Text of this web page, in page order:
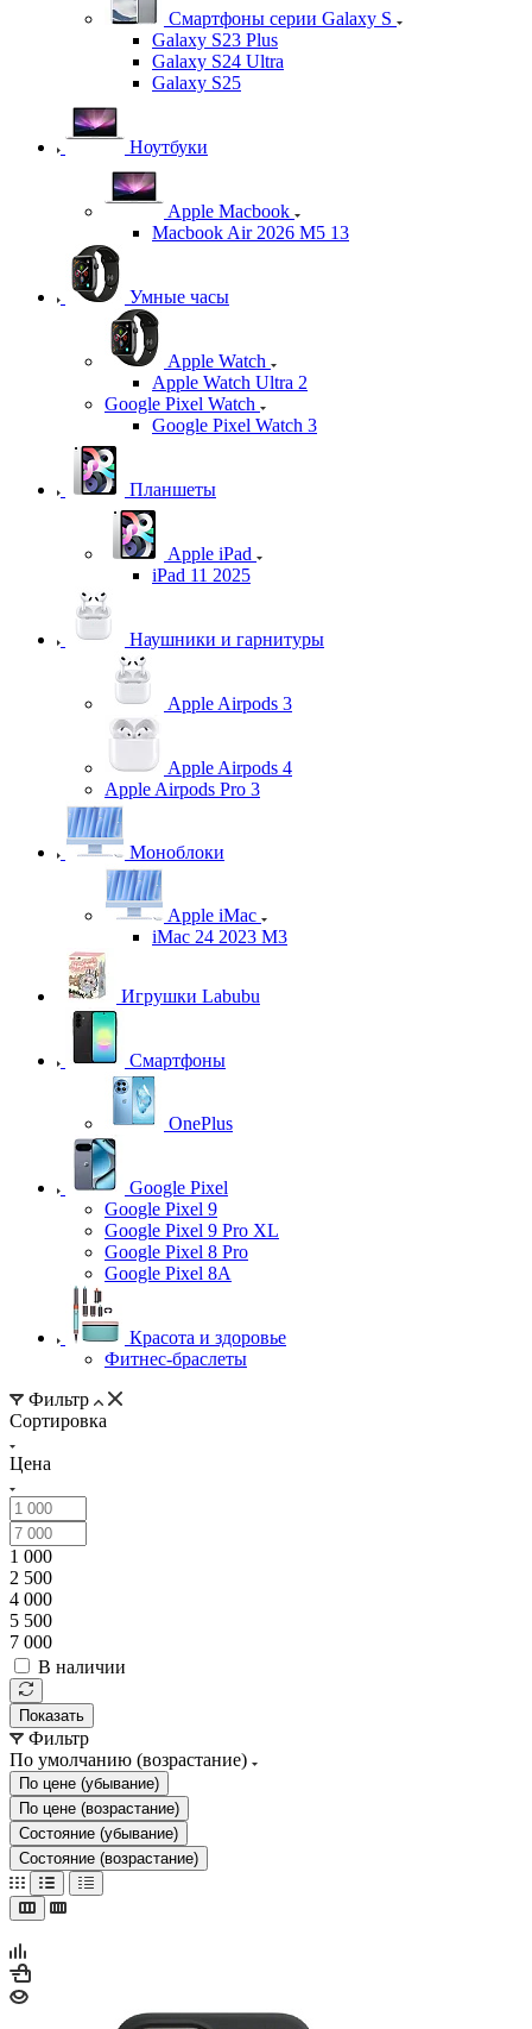
Смартфоны серии Galaxy S
Galaxy S23 Plus
Galaxy S24 Ultra
Galaxy S25
Ноутбуки
Apple Macbook
Macbook Air 2026 M5 13
Умные часы
Apple Watch
Apple Watch Ultra 2
Google Pixel Watch
Google Pixel Watch 3
Планшеты
Apple iPad
iPad 11 2025
Наушники и гарнитуры
Apple Airpods 3
Apple Airpods 4
Apple Airpods Pro 3
Моноблоки
Apple iMac
iMac 24 2023 M3
Игрушки Labubu
Смартфоны
OnePlus
Google Pixel
Google Pixel 9
Google Pixel 9 Pro XL
Google Pixel 8 Pro
Google Pixel 8A
Красота и здоровье
Фитнес-браслеты
Фильтр
Сортировка
Цена
1 000
2 500
4 000
5 500
7 000
В наличии
Показать
Фильтр
По умолчанию (возрастание)
По цене (убывание)
По цене (возрастание)
Состояние (убывание)
Состояние (возрастание)